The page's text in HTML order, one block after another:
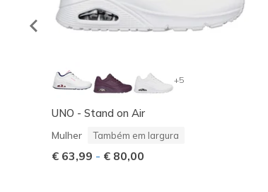
+5
UNO - Stand on Air
Mulher Também em largura
€ 63,99 - € 80,00